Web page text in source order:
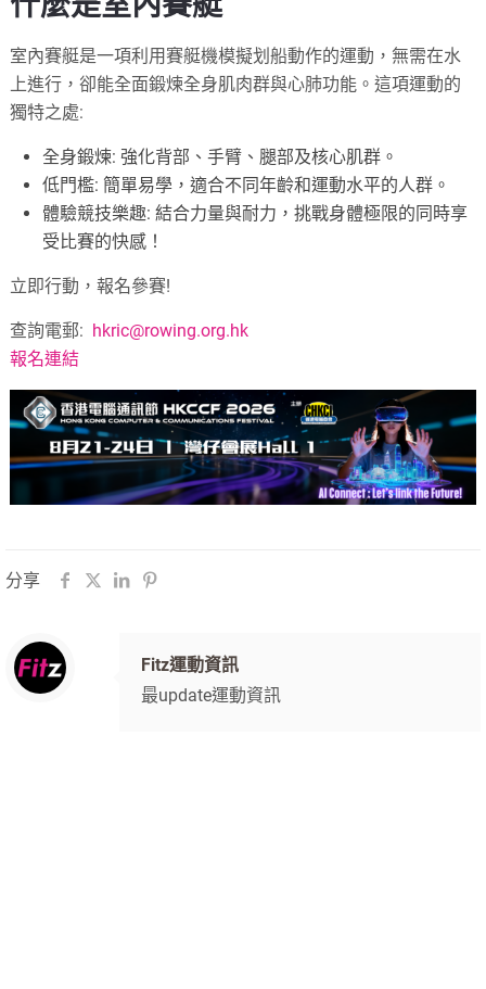
室內賽艇是一項利用賽艇機模擬划船動作的運動，無需在水
上進行，卻能全面鍛煉全身肌肉群與心肺功能。這項運動的
獨特之處:
全身鍛煉: 強化背部、手臂、腿部及核心肌群。
低門檻: 簡單易學，適合不同年齡和運動水平的人群。
體驗競技樂趣: 結合力量與耐力，挑戰身體極限的同時享
受比賽的快感！
立即行動，報名參賽!
查詢電郵: hkric@rowing.org.hk
報名連結
分享
Fitz運動資訊
最update運動資訊